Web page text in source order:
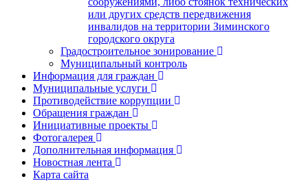
или других средств передвижения
инвалидов на территории Зиминского
городского округа
Градостроительное зонирование
Муниципальный контроль
Информация для граждан
Муниципальные услуги
Противодействие коррупции
Обращения граждан
Инициативные проекты
Фотогалерея
Дополнительная информация
Новостная лента
Карта сайта